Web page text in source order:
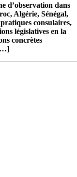
d’observation dans
Algérie, Sénégal,
consulaires,
législatives en la
concrètes